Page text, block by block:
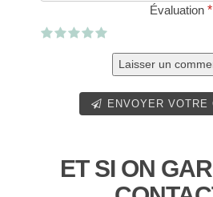
Évaluation *
ENVOYER VOTRE
ET SI ON